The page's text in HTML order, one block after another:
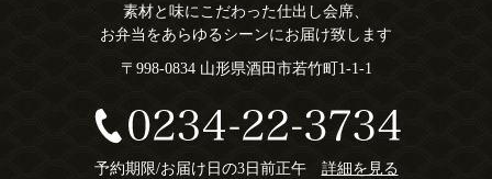
素材と味にこだわった仕出し会席、
お弁当をあらゆるシーンにお届け致します
〒998-0834 山形県酒田市若竹町1-1-1
予約期限/お届け日の3日前正午 詳細を見る